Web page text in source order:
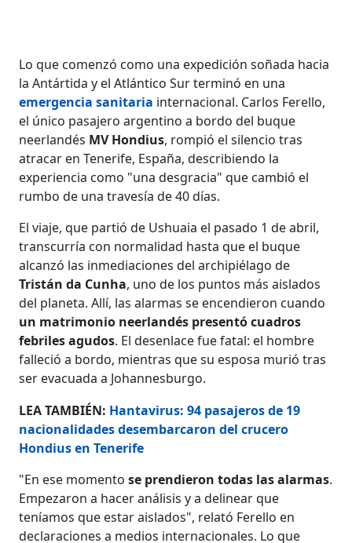
Lo que comenzó como una expedición soñada hacia
la Antártida y el Atlántico Sur terminó en una
emergencia sanitaria internacional. Carlos Ferello,
el único pasajero argentino a bordo del buque
neerlandés MV Hondius, rompió el silencio tras
atracar en Tenerife, España, describiendo la
experiencia como "una desgracia" que cambió el
rumbo de una travesía de 40 días.
El viaje, que partió de Ushuaia el pasado 1 de abril,
transcurría con normalidad hasta que el buque
alcanzó las inmediaciones del archipiélago de
Tristán da Cunha, uno de los puntos más aislados
del planeta. Allí, las alarmas se encendieron cuando
un matrimonio neerlandés presentó cuadros
febriles agudos. El desenlace fue fatal: el hombre
falleció a bordo, mientras que su esposa murió tras
ser evacuada a Johannesburgo.
LEA TAMBIÉN: Hantavirus: 94 pasajeros de 19
nacionalidades desembarcaron del crucero
Hondius en Tenerife
"En ese momentose prendieron todas las alarmas.
Empezaron a hacer análisis y a delinear que
teníamos que estar aislados", relató Ferello en
declaraciones a medios internacionales. Lo que